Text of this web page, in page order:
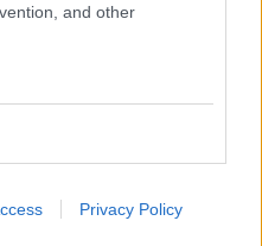
and other
Privacy Policy